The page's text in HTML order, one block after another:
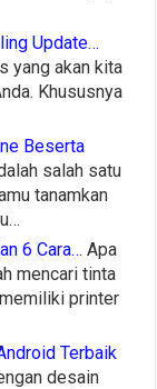
Update…
yang akan kita
Khususnya
Beserta
salah satu
tanamkan
6 Cara… Apa
mencari tinta
printer
Terbaik
desain